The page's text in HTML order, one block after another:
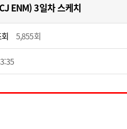
ENM) 3일차 스케치
5,855회